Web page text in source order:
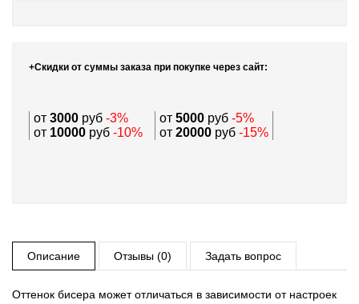
+Скидки от суммы заказа при покупке через сайт:
от 3000 руб -3% от 5000 руб -5%
от 10000 руб -10% от 20000 руб -15%
Описание Отзывы (0) Задать вопрос
Оттенок бисера может отличаться в зависимости от настроек